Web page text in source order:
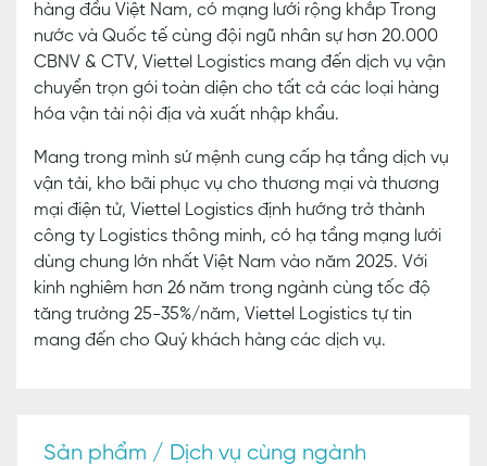
hàng đầu Việt Nam, có mạng lưới rộng khắp Trong
nước và Quốc tế cùng đội ngũ nhân sự hơn 20.000
CBNV & CTV, Viettel Logistics mang đến dịch vụ vận
chuyển trọn gói toàn diện cho tất cả các loại hàng
hóa vận tải nội địa và xuất nhập khẩu.
Mang trong mình sứ mệnh cung cấp hạ tầng dịch vụ
vận tải, kho bãi phục vụ cho thương mại và thương
mại điện tử, Viettel Logistics định hướng trở thành
công ty Logistics thông minh, có hạ tầng mạng lưới
dùng chung lớn nhất Việt Nam vào năm 2025. Với
kinh nghiêm hơn 26 năm trong ngành cùng tốc độ
tăng trưởng 25-35%/năm, Viettel Logistics tự tin
mang đến cho Quý khách hàng các dịch vụ.
Sản phẩm / Dịch vụ cùng ngành